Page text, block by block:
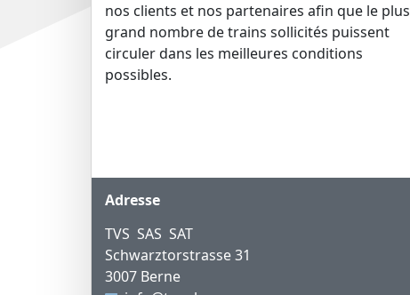
nos clients et nos partenaires afin que le plus
grand nombre de trains sollicités puissent
circuler dans les meilleures conditions
possibles.
Pied de page
Adresse
TVS SAS SAT
Schwarztorstrasse 31
3007 Berne